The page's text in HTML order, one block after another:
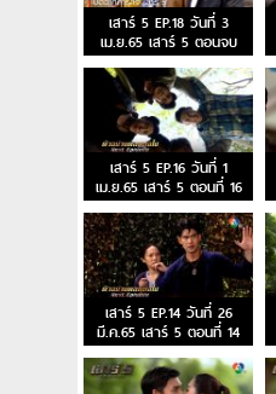
เสาร์ 5 EP.18 วันที่ 3
เม.ย.65 เสาร์ 5 ตอนจบ
เสาร์ 5 EP.16 วันที่ 1
เม.ย.65 เสาร์ 5 ตอนที่ 16
เสาร์ 5 EP.14 วันที่ 26
มี.ค.65 เสาร์ 5 ตอนที่ 14